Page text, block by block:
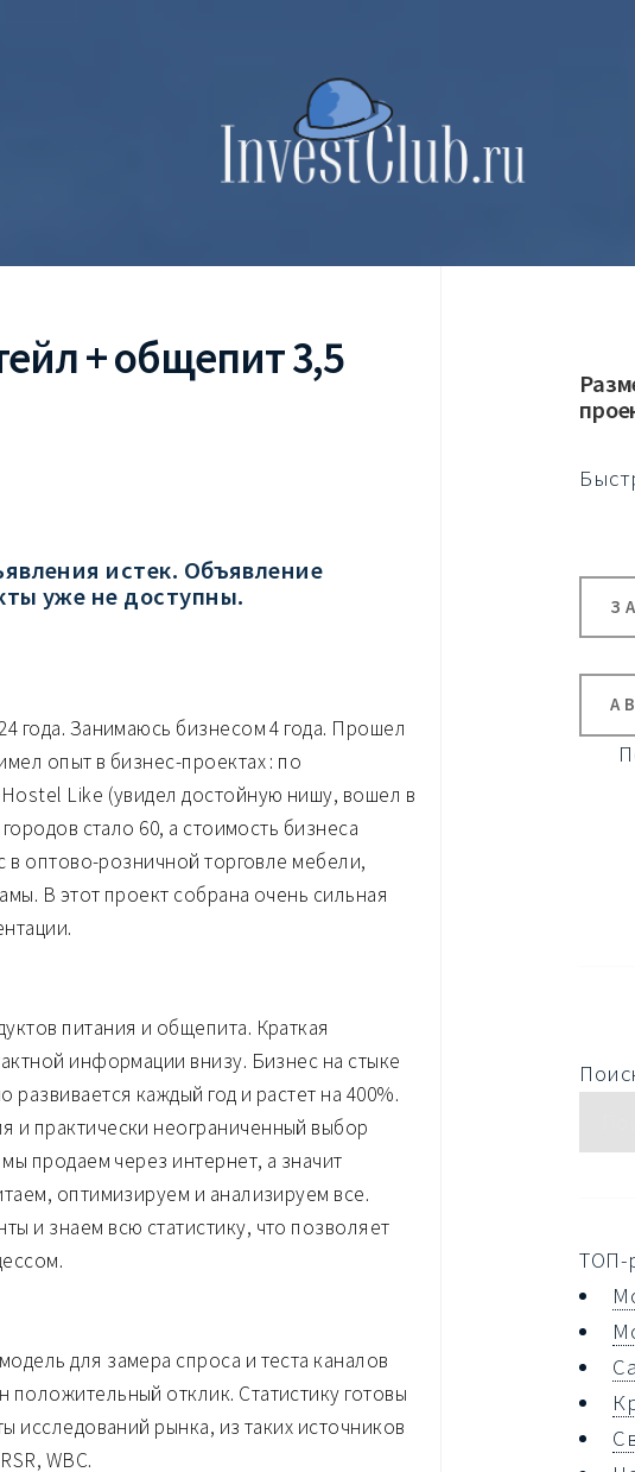
+ общепит 3,5
истек. Объявление
уже не доступны.
года. Занимаюсь бизнесом 4 года. Прошел
опыт в бизнес-проектах : по
Like (увидел достойную нишу, вошел в
стало 60, а стоимость бизнеса
в оптово-розничной торговле мебели,
В этот проект собрана очень сильная
питания и общепита. Краткая
информации внизу. Бизнес на стыке
каждый год и растет на 400%.
и практически неограниченный выбор
продаем через интернет, а значит
оптимизируем и анализируем все.
и знаем всю статистику, что позволяет
для замера спроса и теста каналов
отклик. Статистику готовы
исследований рынка, из таких источников
WBC.
ТОП-